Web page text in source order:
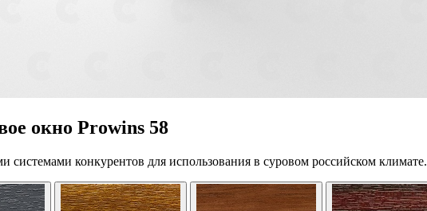
окно Prowins 58
системами конкурентов для использования в суровом российском климате.